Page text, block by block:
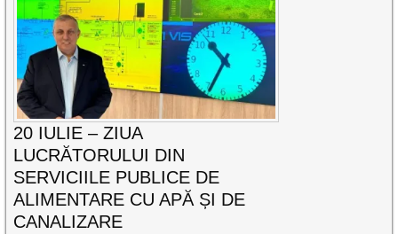
20 IULIE – ZIUA
LUCRĂTORULUI DIN
SERVICIILE PUBLICE DE
ALIMENTARE CU APĂ ȘI DE
CANALIZARE